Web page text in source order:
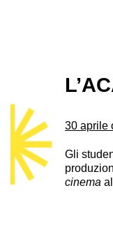
30 aprile
Gli
cinema